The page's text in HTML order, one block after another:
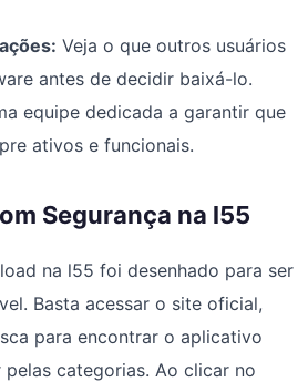
Veja o que outros usuários
antes de decidir baixá-lo.
equipe dedicada a garantir que
ativos e funcionais.
Segurança na l55
na l55 foi desenhado para ser
Basta acessar o site oficial,
para encontrar o aplicativo
categorias. Ao clicar no